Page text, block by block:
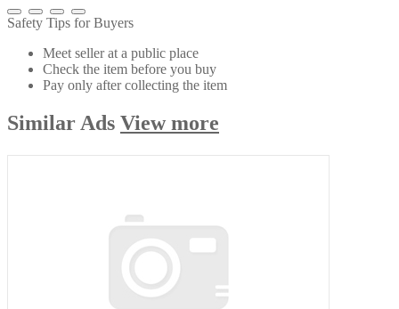
Safety Tips for Buyers
Meet seller at a public place
Check the item before you buy
Pay only after collecting the item
Similar Ads View more